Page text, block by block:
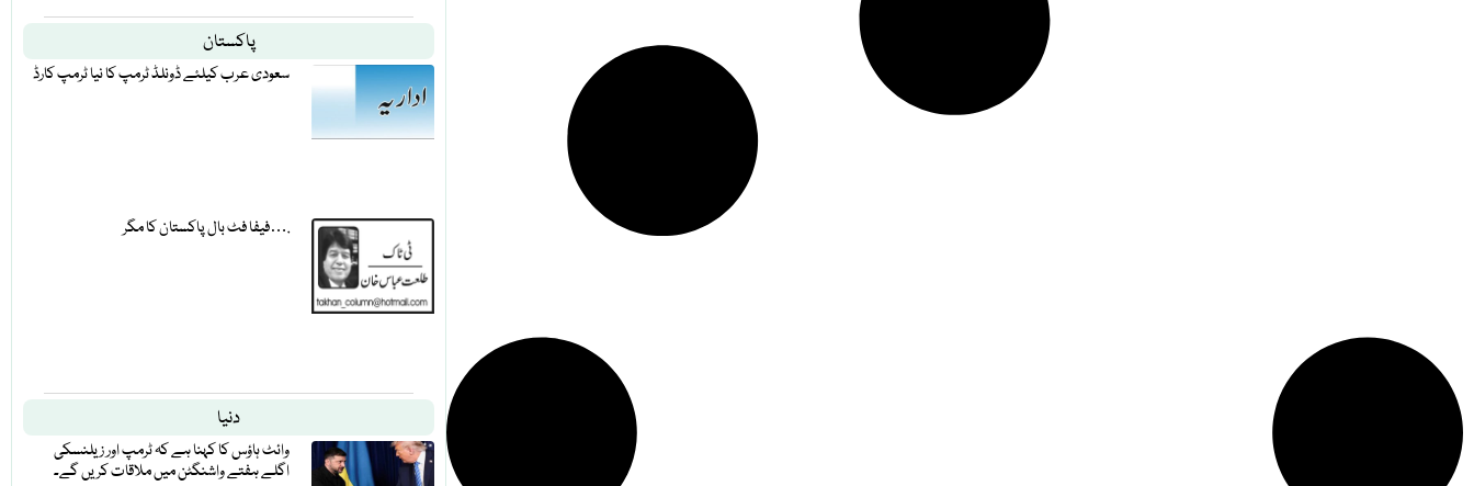
پاکستان
سعودی عرب کیلئے ڈونلڈ ٹرمپ کا نیا ٹرمپ کارڈ
فیفا فٹ بال پاکستان کا مگر….
دنیا
وائٹ ہاؤس کا کہنا ہے کہ ٹرمپ اور زیلنسکی
اگلے ہفتے واشنگٹن میں ملاقات کریں گے۔